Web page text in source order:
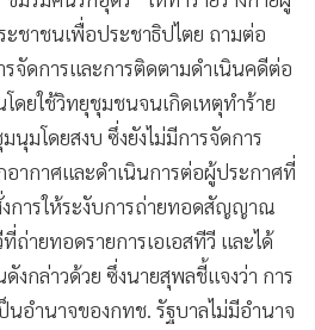
ชาชนเพื่อประชาธิปไตย ถามต่อ
รจัดการและการติดตามดำเนินคดีต่อ
ดยใช้วิทยุชุมชนจนเกิดเหตุทำร้าย
มโดยสงบ ซึ่งยังไม่มีการจัดการ
อากาศและดำเนินการต่อผู้ประกาศที่
การให้ระงับการถ่ายทอดสัญญาณ
ถ่ายทอดรายการเอเอสทีวี และได้
กล่าวด้วย ซึ่งนายสุพลชี้แจงว่า การ
อำนาจของกทช. รัฐบาลไม่มีอำนาจ